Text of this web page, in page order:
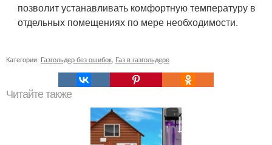
позволит устанавливать комфортную температуру в
отдельных помещениях по мере необходимости.
Категории: Газгольдер без ошибок Газ в газгольдере
Читайте также